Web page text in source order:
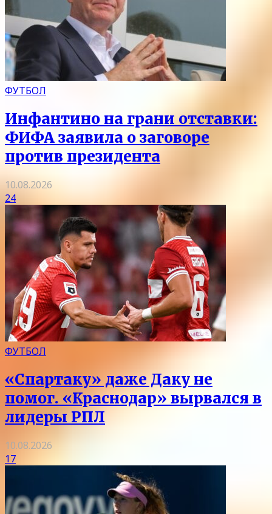
ФУТБОЛ
Инфантино на грани отставки:
ФИФА заявила о заговоре
против президента
10.08.2026
24
ФУТБОЛ
«Спартаку» даже Даку не
помог. «Краснодар» вырвался в
лидеры РПЛ
10.08.2026
17